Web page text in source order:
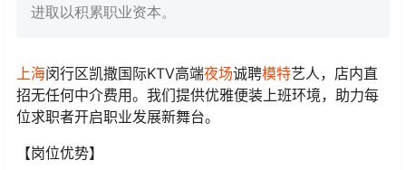
进取以积累职业资本。
上海闵行区凯撒国际KTV高端夜场诚聘模特艺人，店内直
招无任何中介费用。我们提供优雅便装上班环境，助力每
位求职者开启职业发展新舞台。
【岗位优势】